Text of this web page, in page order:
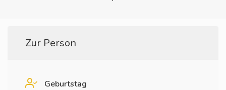
Zur Person
Geburtstag